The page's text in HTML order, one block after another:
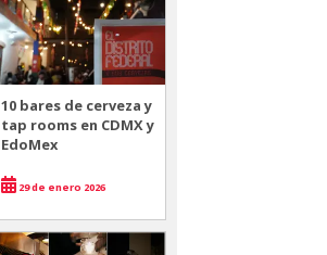
10 bares de cerveza y
tap rooms en CDMX y
EdoMex
29 de enero 2026